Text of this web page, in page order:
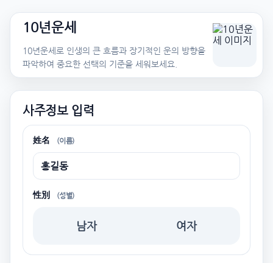
10년운세
10년운세로 인생의 큰 흐름과 장기적인 운의 방향을
파악하여 중요한 선택의 기준을 세워보세요.
사주정보 입력
姓名 (이름)
性別 (성별)
남자 여자